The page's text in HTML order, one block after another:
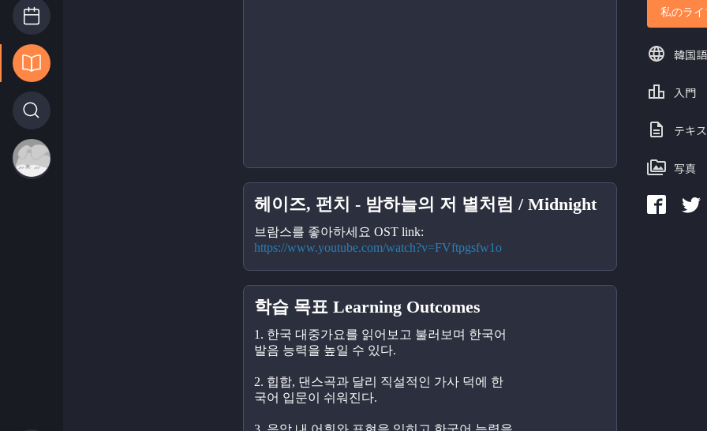
헤이즈, 펀치 - 밤하늘의 저 별처럼 / Midnight
브람스를 좋아하세요 OST link:
https://www.youtube.com/watch?v=FVftpgsfw1o
학습 목표 Learning Outcomes
1. 한국 대중가요를 읽어보고 불러보며 한국어
발음 능력을 높일 수 있다.
2. 힙합, 댄스곡과 달리 직설적인 가사 덕에 한
국어 입문이 쉬워진다.
私のラ
韓国語
入門
テキ
写真